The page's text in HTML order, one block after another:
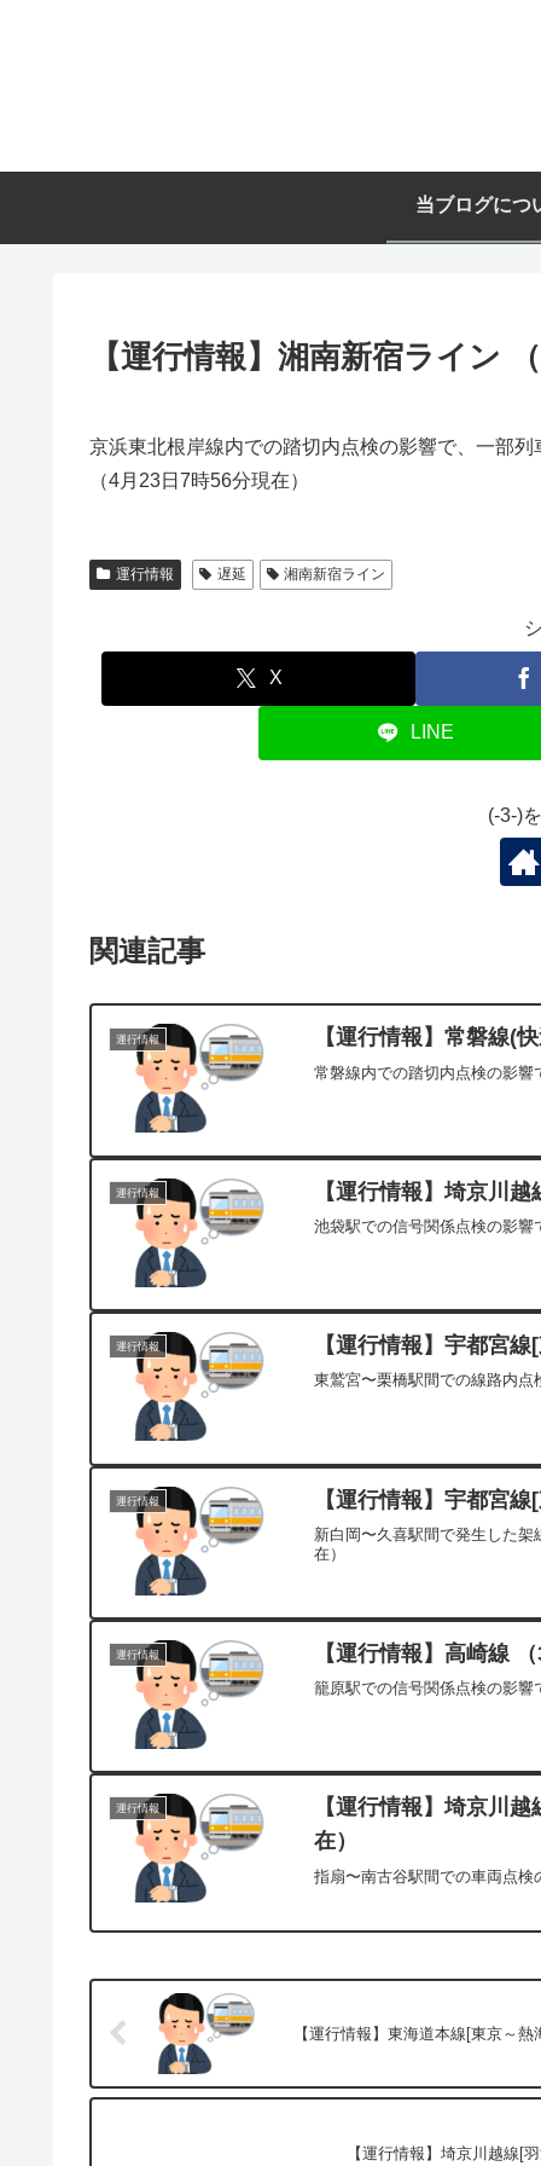
当ブログにつ
【運行情報】湘南新宿ライン
京浜東北根岸線内での踏切内点検の影響で、一部列
（4月23日7時56分現在）
運行情報 遅延 湘南新宿ライン
X
LINE
(-3-)
関連記事
運行情報 【運行情報】常磐線(
常磐線内での踏切内点検の影響
運行情報 【運行情報】埼京川
池袋駅での信号関係点検の影響
運行情報 【運行情報】宇都宮
東鷲宮〜栗橋駅間での線路内点
運行情報 【運行情報】宇都宮
新白岡〜久喜駅間で発生した
在）
運行情報 【運行情報】高崎線
籠原駅での信号関係点検の影響
運行情報
【運行情報】埼京川
在）
指扇〜南古谷駅間での車両点検
【運行情報】東海道本線[東京～熱
【運行情報】埼京川越線[